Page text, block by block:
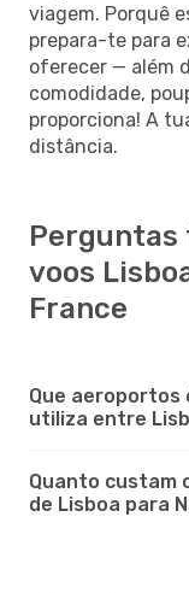
viagem. Porquê
prepara-te para
oferecer — além
comodidade,
proporciona! A
distância.
Perguntas
voos
France
Que aeroportos
utiliza entre
Quanto custam
de Lisboa para